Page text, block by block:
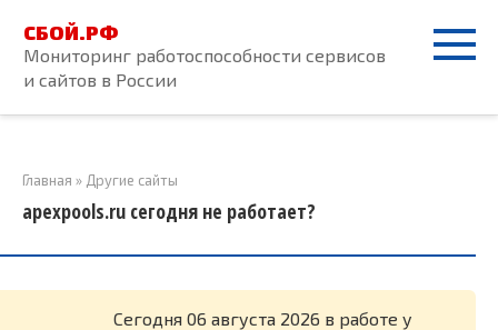
контенту
СБОЙ.РФ
Мониторинг работоспособности сервисов
и сайтов в России
Главная » Другие сайты
apexpools.ru сегодня не работает?
Cегодня 06 августа 2026 в работе у